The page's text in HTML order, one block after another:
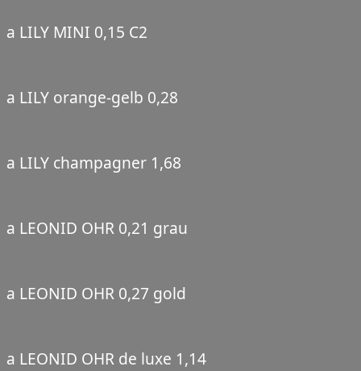
a LILY MINI 0,15 C2
a LILY orange-gelb 0,28
a LILY champagner 1,68
a LEONID OHR 0,21 grau
a LEONID OHR 0,27 gold
a LEONID OHR de luxe 1,14